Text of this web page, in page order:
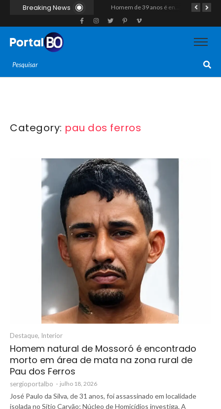
Breaking News Motociclista morre após colisão com caminhão na RN-118, entre Pendências e Alto do Rodrigues
Category: pau dos ferros
Destaque, Interior
Homem natural de Mossoró é encontrado
morto em área de mata na zona rural de
Pau dos Ferros
sergioportalbo - julho 18, 2026
José Paulo da Silva, de 31 anos, foi assassinado em localidade
isolada no Sítio Carvão; Núcleo de Homicídios investiga. A